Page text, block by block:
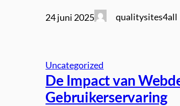
24 juni 2025 qualitysites4all
Uncategorized
De Impact van
Gebruikerservaring